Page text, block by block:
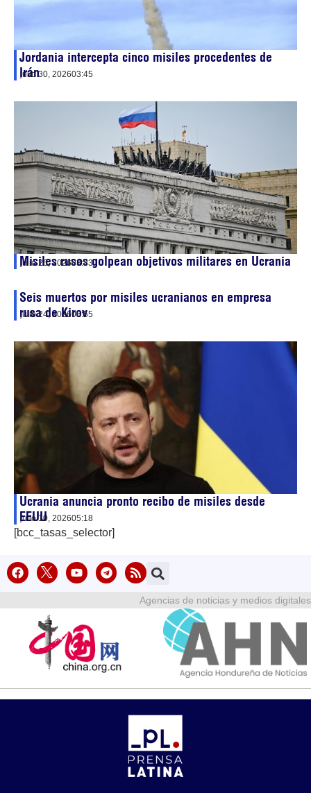
Jordania intercepta cinco misiles procedentes de
Irán
julio 30, 202603:45
Misiles rusos golpean objetivos militares en Ucrania
julio 26, 202603:33
Seis muertos por misiles ucranianos en empresa
rusa de Kirov
julio 24, 202606:55
Ucrania anuncia pronto recibo de misiles desde
EEUU
julio 10, 202605:18
[bcc_tasas_selector]
Agencias de noticias y medios digitales